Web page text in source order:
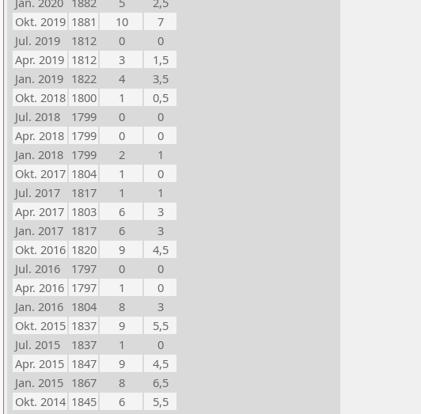
Okt. 2019 1881 10
7
Jul. 2019
1812 0
0
Apr. 2019 1812 3
1,5
Jan. 2019 1822 4
3,5
Okt. 2018 1800 1
0,5
Jul. 2018
1799 0
0
Apr. 2018 1799 0
0
Jan. 2018 1799 2
1
Okt. 2017 1804 1
0
Jul. 2017
1817 1
1
Apr. 2017 1803 6
3
Jan. 2017 1817 6
3
Okt. 2016 1820 9
4,5
Jul. 2016
1797 0
0
Apr. 2016 1797 1
0
Jan. 2016 1804 8
3
Okt. 2015 1837 9
5,5
Jul. 2015
1837 1
0
Apr. 2015 1847 9
4,5
Jan. 2015 1867 8
6,5
Okt. 2014 1845 6
5,5